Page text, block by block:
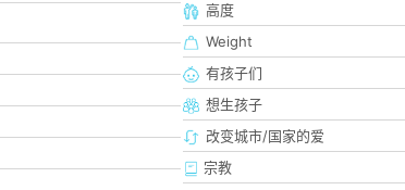
高度
Weight
有孩子们
想生孩子
改变城市/国家的爱
宗教